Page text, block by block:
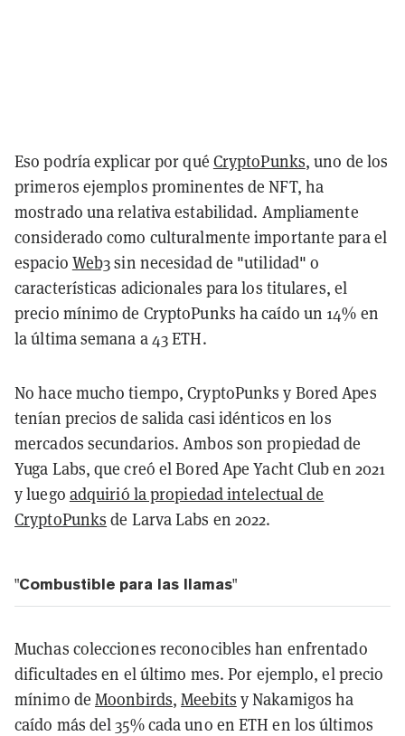
Eso podría explicar por qué CryptoPunks, uno de los
primeros ejemplos prominentes de NFT, ha
mostrado una relativa estabilidad. Ampliamente
considerado como culturalmente importante para el
espacio Web3sin necesidad de "utilidad" o
características adicionales para los titulares, el
precio mínimo de CryptoPunks ha caído un 14% en
la última semana a 43 ETH.
No hace mucho tiempo, CryptoPunks y Bored Apes
tenían precios de salida casi idénticos en los
mercados secundarios. Ambos son propiedad de
Yuga Labs, que creó el Bored Ape Yacht Club en 2021
y luego adquirió la propiedad intelectual de
CryptoPunks de Larva Labs en 2022.
"Combustible para las llamas"
Muchas colecciones reconocibles han enfrentado
dificultades en el último mes. Por ejemplo, el precio
mínimo de Moonbirds,Meebits y Nakamigos ha
caído más del 35% cada uno en ETH en los últimos